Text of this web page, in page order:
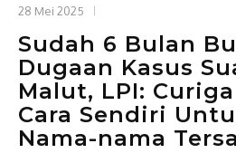
28 Mei 2025
Sudah 6 Bulan
Dugaan Kasus
Malut, LPI:
Cara Sendiri
Nama-nama